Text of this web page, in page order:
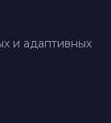
и адаптивных